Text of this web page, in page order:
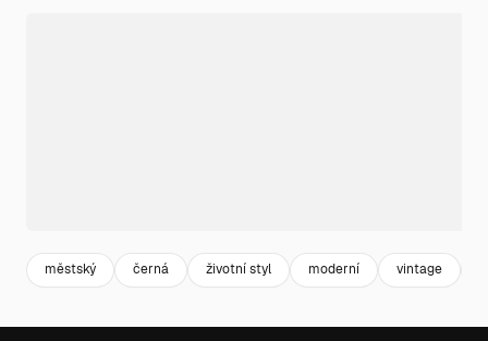
městský černá životní styl moderní vintage